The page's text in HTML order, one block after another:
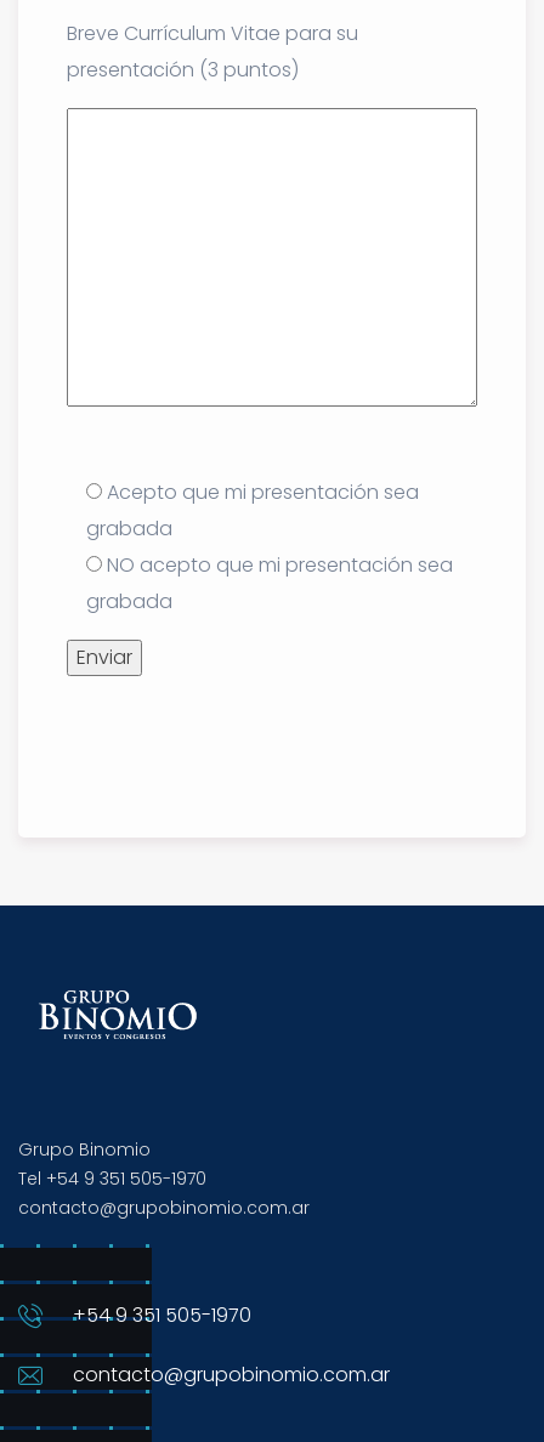
Breve Currículum Vitae para su
presentación (3 puntos)
Acepto que mi presentación sea
grabada
NO acepto que mi presentación sea
grabada
Grupo Binomio
Tel +54 9 351 505-1970
contacto@grupobinomio.com.ar
+54 9 351 505-1970
contacto@grupobinomio.com.ar